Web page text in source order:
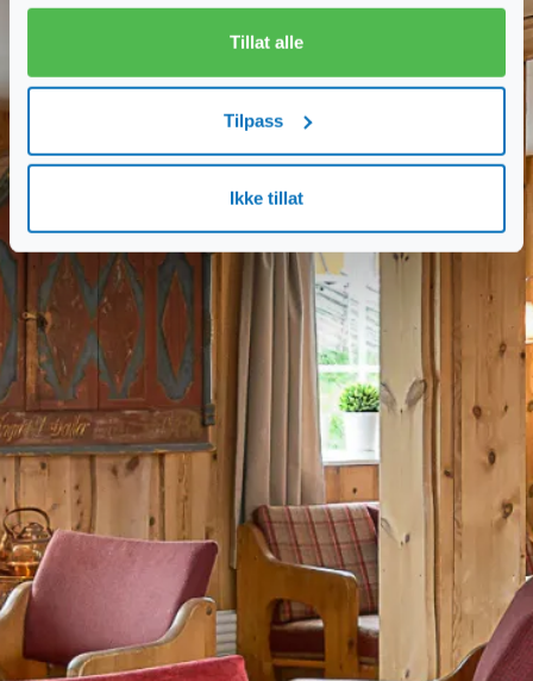
Tillat alle
Tilpass
Ikke tillat